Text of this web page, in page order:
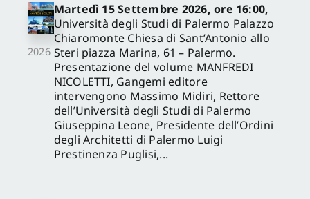
2026
Martedì 15 Settembre 2026, ore 16:00,
Università degli Studi di Palermo Palazzo
Chiaromonte Chiesa di Sant’Antonio allo
Steri piazza Marina, 61 – Palermo.
Presentazione del volume MANFREDI
NICOLETTI, Gangemi editore
intervengono Massimo Midiri, Rettore
dell’Università degli Studi di Palermo
Giuseppina Leone, Presidente dell’Ordini
degli Architetti di Palermo Luigi
Prestinenza Puglisi,...